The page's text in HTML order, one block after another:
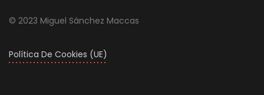
© 2023 Miguel Sánchez Maccas
Política De Cookies (UE)